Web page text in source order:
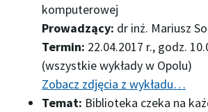
komputerowej
Prowadzący: dr inż. Mariusz
Termin: 22.04.2017 r., godz.
(wszystkie wykłady w Opolu)
Zobacz zdjęcia z wykładu…
Temat: Biblioteka czeka na